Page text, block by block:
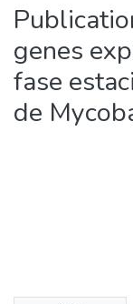
genes
fase
de